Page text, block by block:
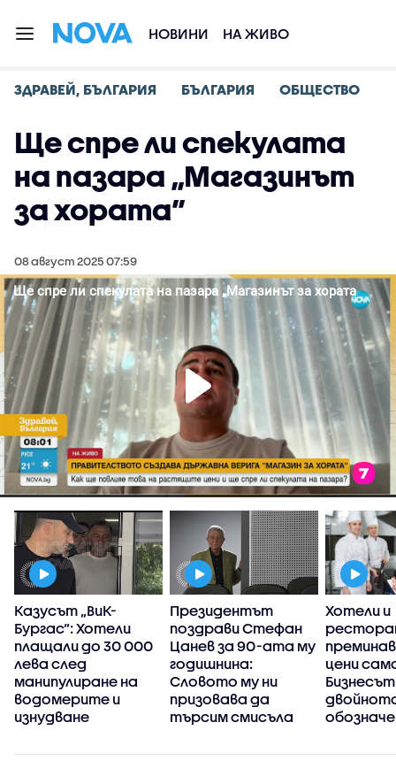
НОВИНИ НА ЖИВО
ЗДРАВЕЙ, БЪЛГАРИЯ БЪЛГАРИЯ ОБЩЕСТВО
Ще спре ли спекулата
на пазара „Магазинът
за хората”
08 август 2025 07:59
Казусът „ВиК-
Бургас“: Хотели
плащали до 30 000
лева след
манипулиране на
водомерите и
изнудване
Президентът
поздрави Стефан
Цанев за 90-ата му
годишнина:
Словото му ни
призовава да
търсим смисъла
Хотели и
цени